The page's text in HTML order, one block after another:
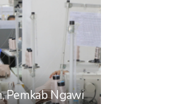
Pemkab Ngawi